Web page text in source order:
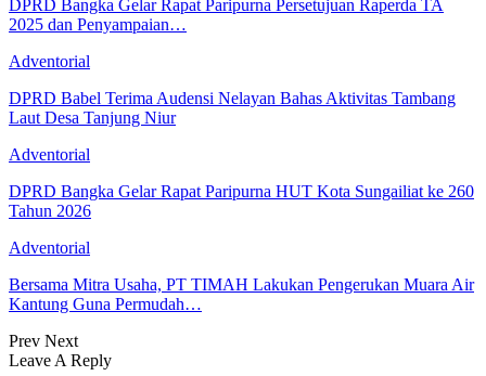
DPRD Bangka Gelar Rapat Paripurna Persetujuan Raperda TA
2025 dan Penyampaian…
Adventorial
DPRD Babel Terima Audensi Nelayan Bahas Aktivitas Tambang
Laut Desa Tanjung Niur
Adventorial
DPRD Bangka Gelar Rapat Paripurna HUT Kota Sungailiat ke 260
Tahun 2026
Adventorial
Bersama Mitra Usaha, PT TIMAH Lakukan Pengerukan Muara Air
Kantung Guna Permudah…
Prev Next
Leave A Reply